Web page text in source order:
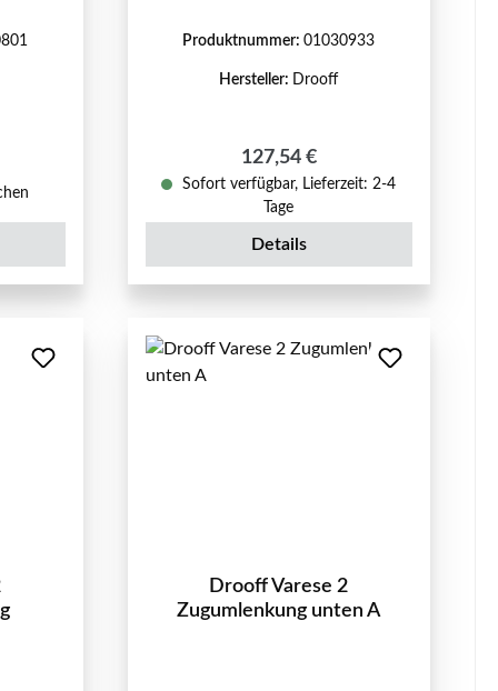
Produktnummer:01030933
Hersteller: Drooff
Regulärer Preis:
127,54 €
Sofort verfügbar, Lieferzeit: 2-4
Tage
Details
Drooff Varese 2
Zugumlenkung unten A